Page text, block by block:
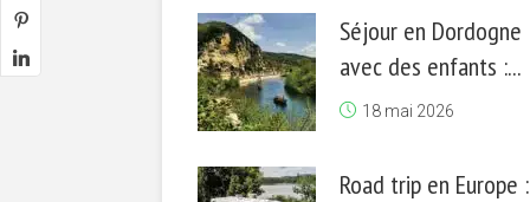
Séjour en Dordogne
avec des enfants :...
18 mai 2026
Road trip en Europe :